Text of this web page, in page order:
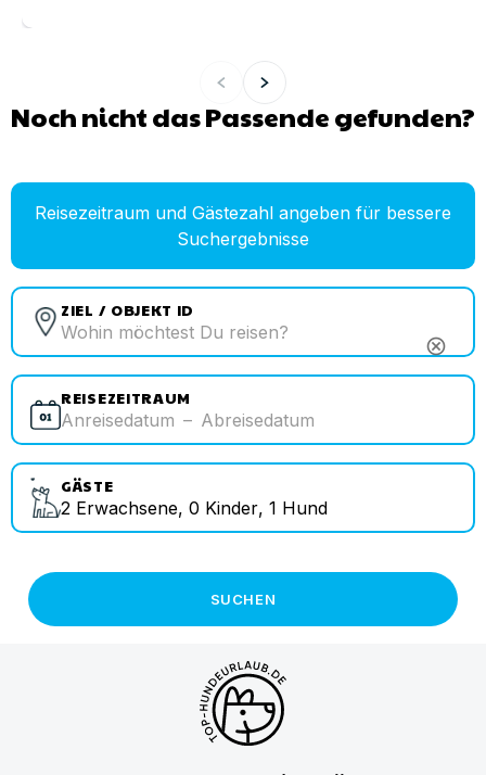
Noch nicht das Passende gefunden?
Reisezeitraum und Gästezahl angeben für bessere
Suchergebnisse
ZIEL / OBJEKT ID
cancel
REISEZEITRAUM
Anreisedatum – Abreisedatum
GÄSTE
2 Erwachsene, 0 Kinder, 1 Hund
SUCHEN